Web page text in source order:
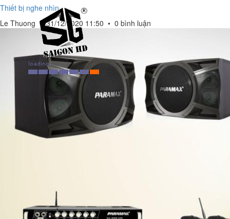
Thiết bị nghe nhìn
Le Thuong •31/12/2020 11:50 • 0 bình luận